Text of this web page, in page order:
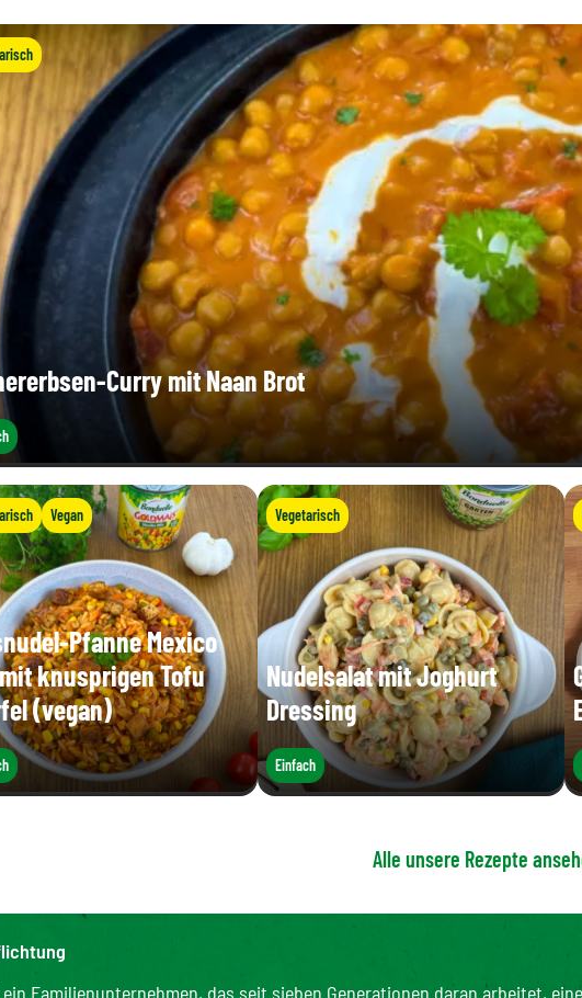
Curry mit Naan Brot
Vegan
Pfanne Mexico
knusprigen Tofu
(vegan)
Vegetarisch
Nudelsalat mit Joghurt
Dressing
Einfach
Alle unsere Rezepte
Familienunternehmen, das seit sieben Generationen daran arbeitet,